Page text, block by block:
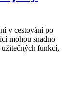
v cestování po
mohou snadno
funkcí,